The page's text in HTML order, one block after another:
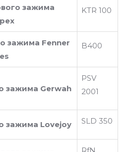
зажима
KTR 100
зажима Fenner
B400
зажима Gerwah
PSV
2001
зажима Lovejoy SLD 350